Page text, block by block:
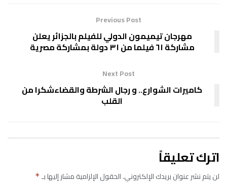
Previous Post
مهرجان تيميمون الدولي للفيلم بالجزائر يعلن
مشاركة ٦١ فيلما من ٣١ دولة بمشاركة مصرية
Next Post
كاميرات الشوارع.. و رجال الشرطة والقضاءشكرا من
القلب
اترك تعليقاً
لن يتم نشر عنوان بريدك الإلكتروني.الحقول الإلزامية مشار إليها بـ*